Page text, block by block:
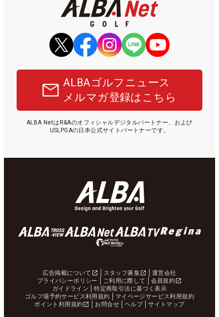
ALBAゴルフニュース
メルマガ登録はこちら
ALBA NetはR&Aのオフィシャルデジタルパートナー、および
USLPGAの日本公式サイトパートナーです。
広告掲載について スタッフ募集
運営会社
プライバシーポリシー
ご利用に際して
会員規約
ガイドライン
特定商取引法に基づく表示
ゴルフ場予約サービス利用規約
マイページサービス利用規約
ポイント利用規約
お問合せ ヘルプ サイトマップ